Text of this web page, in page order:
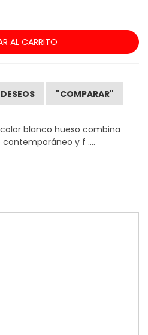
AL CARRITO
"COMPARAR"
blanco hueso combina
y f ....